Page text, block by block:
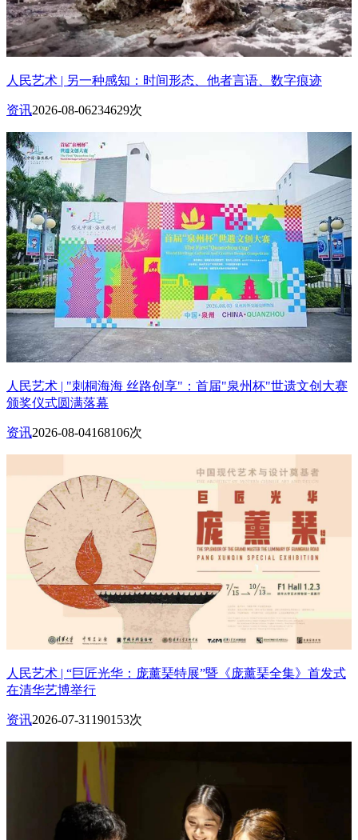
人民艺术 | 另一种感知：时间形态、他者言语、数字痕迹
资讯2026-08-06234629次
人民艺术 | "刺桐海海 丝路创享"：首届"泉州杯"世遗文创大赛
颁奖仪式圆满落幕
资讯2026-08-04168106次
人民艺术 | “巨匠光华：庞薰琹特展”暨《庞薰琹全集》首发式
在清华艺博举行
资讯2026-07-31 190153次